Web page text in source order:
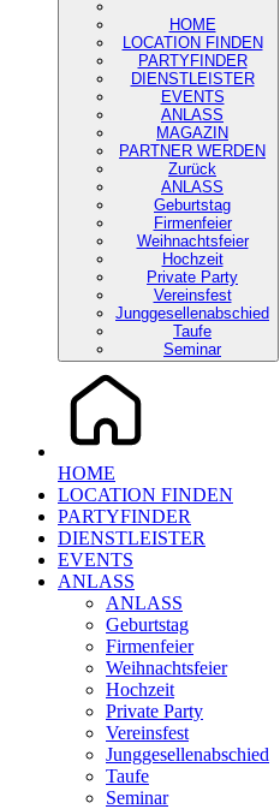
HOME
LOCATION FINDEN
PARTYFINDER
DIENSTLEISTER
EVENTS
ANLASS
MAGAZIN
PARTNER WERDEN
Zurück
ANLASS
Geburtstag
Firmenfeier
Weihnachtsfeier
Hochzeit
Private Party
Vereinsfest
Junggesellenabschied
Taufe
Seminar
HOME
LOCATION FINDEN
PARTYFINDER
DIENSTLEISTER
EVENTS
ANLASS
ANLASS
Geburtstag
Firmenfeier
Weihnachtsfeier
Hochzeit
Private Party
Vereinsfest
Junggesellenabschied
Taufe
Seminar